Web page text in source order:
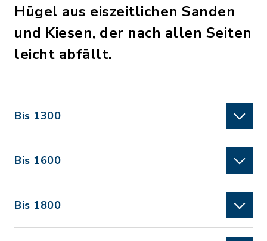
Hügel aus eiszeitlichen Sanden
und Kiesen, der nach allen Seiten
leicht abfällt.
Bis 1300
Bis 1600
Bis 1800